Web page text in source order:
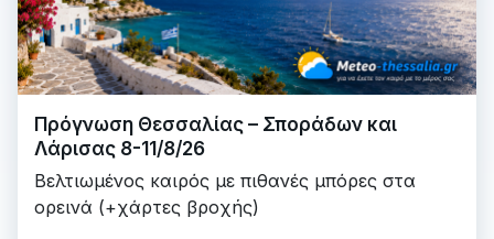
Πρόγνωση Θεσσαλίας – Σποράδων και
Λάρισας 8-11/8/26
Βελτιωμένος καιρός με πιθανές μπόρες στα
ορεινά (+χάρτες βροχής)